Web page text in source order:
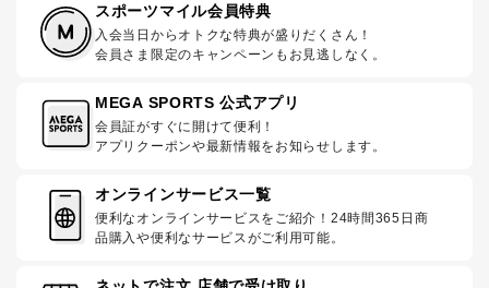
スポーツマイル会員特典
入会当日からオトクな特典が盛りだくさん！
会員さま限定のキャンペーンもお見逃しなく。
MEGA SPORTS 公式アプリ
会員証がすぐに開けて便利！
アプリクーポンや最新情報をお知らせします。
オンラインサービス一覧
便利なオンラインサービスをご紹介！24時間365日商
品購入や便利なサービスがご利用可能。